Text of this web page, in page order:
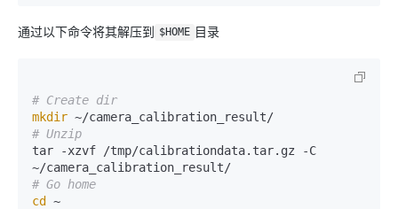
通过以下命令将其解压到 $HOME 目录
# Create dir
mkdir
# Unzip
tar -xzvf /tmp/calibrationdata.tar.gz -C
# Go home
cd